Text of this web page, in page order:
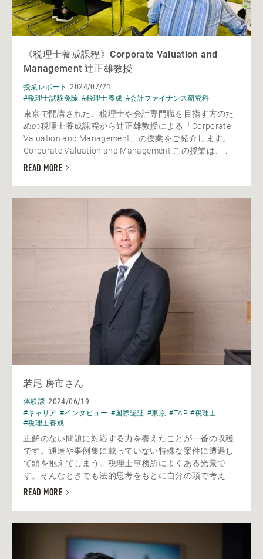
《税理士養成課程》Corporate Valuation and
Management 辻正雄教授
授業レポート 2024/07/21
#税理士試験免除 #税理士養成 #会計ファイナンス研究科
東京で開講された、税理士や会計専門職を目指す方のた
めの税理士養成課程から辻正雄教授による「Corporate
Valuation and Management」の授業をご紹介します。
Corporate Valuation and Management この授業は、...
READ MORE
若尾 房市さん
体験談 2024/06/19
#キャリア #インタビュー #国際認証 #東京 #TAP #税理士
#税理士養成
正解のない問題に対応する力を養えたことが一番の収穫
です。通達や事例集に載っていない特殊な案件に遭遇し
て頭を抱えてしまう。税理士事務所によくある光景で
す。そんなときでも法的思考をもとに自分の頭で考え...
READ MORE